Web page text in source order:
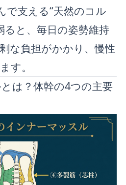
で支える“天然のコル
ると、毎日の姿勢維持
な負担がかかり、慢性
す。
は？体幹の4つの主要